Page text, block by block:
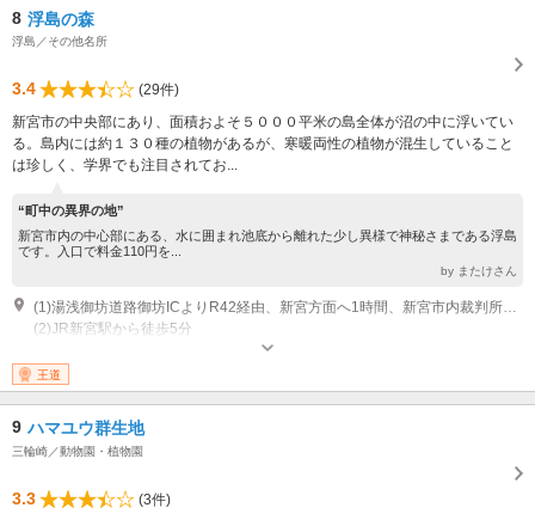
8 浮島の森
浮島／その他名所
3.4
(29件)
新宮市の中央部にあり、面積およそ５０００平米の島全体が沼の中に浮いてい
る。島内には約１３０種の植物があるが、寒暖両性の植物が混生していること
は珍しく、学界でも注目されてお...
“町中の異界の地”
新宮市内の中心部にある、水に囲まれ池底から離れた少し異様で神秘さまである浮島
です。入口で料金110円を...
by またけさん
(1)湯浅御坊道路御坊ICよりR42経由、新宮方面へ1時間、新宮市内裁判所交差点右折2分
(2)JR新宮駅から徒歩5分
営業：9時～17時（12月～翌2月～16時） その他：年中無休
王道
9 ハマユウ群生地
三輪崎／動物園・植物園
3.3 (3件)